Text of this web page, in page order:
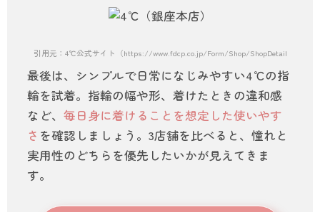
引用元：4℃公式サイト（https://www.fdcp.co.jp/Form/Shop/ShopDetail.aspx）
最後は、シンプルで日常になじみやすい4℃の指
輪を試着。指輪の幅や形、着けたときの違和感
など、毎日身に着けることを想定した使いやす
さ を確認しましょう。3店舗を比べると、憧れと
実用性のどちらを優先したいかが見えてきま
す。